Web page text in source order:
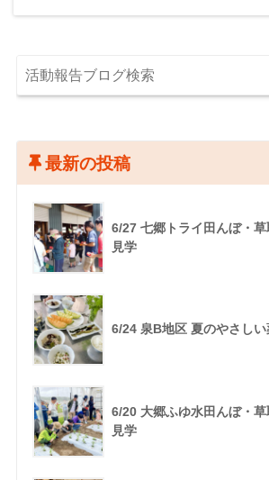
最新の投稿
6/27 七郷トライ田んぼ・
見学
6/24 泉B地区 夏のやさし
6/20 大郷ふゆ水田んぼ・
見学